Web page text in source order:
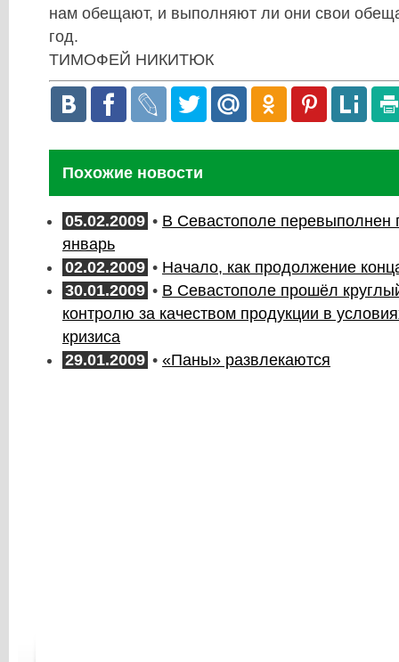
нам обещают, и выполняют ли они свои
год.
ТИМОФЕЙ НИКИТЮК
Похожие новости
05.02.2009 • В Севастополе перевыполнен
январь
02.02.2009 • Начало, как продолжение
30.01.2009 • В Севастополе прошёл
контролю за качеством продукции в
кризиса
29.01.2009 • «Паны» развлекаются